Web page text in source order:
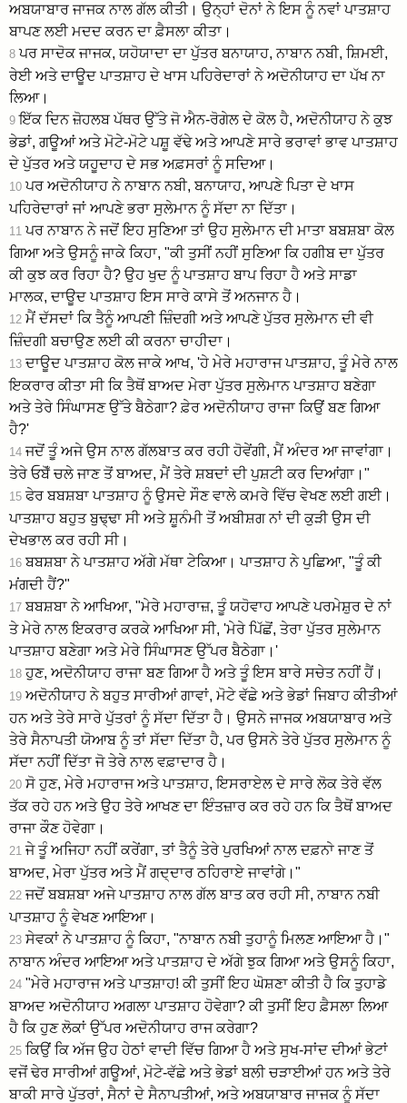
ਅਬਯਾਬਾਰ ਜਾਜਕ ਨਾਲ ਗੱਲ ਕੀਤੀ। ਉਨ੍ਹਾਂ ਦੋਨਾਂ ਨੇ ਇਸ ਨੂੰ ਨਵਾਂ ਪਾਤਸ਼ਾਹ
ਬਾਪਣ ਲਈ ਮਦਦ ਕਰਨ ਦਾ ਫ਼ੈਸਲਾ ਕੀਤਾ।
8ਪਰ ਸਾਦੋਕ ਜਾਜਕ, ਯਹੋਯਾਦਾ ਦਾ ਪੁੱਤਰ ਬਨਾਯਾਹ, ਨਾਬਾਨ ਨਬੀ, ਸ਼ਿਮਈ,
ਰੇਈ ਅਤੇ ਦਾਊਦ ਪਾਤਸ਼ਾਹ ਦੇ ਖਾਸ ਪਹਿਰੇਦਾਰਾਂ ਨੇ ਅਦੋਨੀਯਾਹ ਦਾ ਪੱਖ ਨਾ
ਲਿਆ।
9ਇੱਕ ਦਿਨ ਜ਼ੋਹਲਬ ਪੱਥਰ ਉੱਤੇ ਜੋ ਐਨ-ਰੋਗੇਲ ਦੇ ਕੋਲ ਹੈ, ਅਦੋਨੀਯਾਹ ਨੇ ਕੁਝ
ਭੇਡਾਂ, ਗਊਆਂ ਅਤੇ ਮੋਟੇ-ਮੋਟੇ ਪਸ਼ੂ ਵੱਢੇ ਅਤੇ ਆਪਣੇ ਸਾਰੇ ਭਰਾਵਾਂ ਭਾਵ ਪਾਤਸ਼ਾਹ
ਦੇ ਪੁੱਤਰ ਅਤੇ ਯਹੂਦਾਹ ਦੇ ਸਭ ਅਫ਼ਸਰਾਂ ਨੂੰ ਸਦਿਆ।
10ਪਰ ਅਦੋਨੀਯਾਹ ਨੇ ਨਾਬਾਨ ਨਬੀ, ਬਨਾਯਾਹ, ਆਪਣੇ ਪਿਤਾ ਦੇ ਖਾਸ
ਪਹਿਰੇਦਾਰਾਂ ਜਾਂ ਆਪਣੇ ਭਰਾ ਸੁਲੇਮਾਨ ਨੂੰ ਸੱਦਾ ਨਾ ਦਿੱਤਾ।
11ਪਰ ਨਾਬਾਨ ਨੇ ਜਦੋਂ ਇਹ ਸੁਣਿਆ ਤਾਂ ਉਹ ਸੁਲੇਮਾਨ ਦੀ ਮਾਤਾ ਬਬਸ਼ਬਾ ਕੋਲ
ਗਿਆ ਅਤੇ ਉਸਨੂੰ ਜਾਕੇ ਕਿਹਾ, "ਕੀ ਤੁਸੀਂ ਨਹੀਂ ਸੁਣਿਆ ਕਿ ਹਗੀਬ ਦਾ ਪੁੱਤਰ
ਕੀ ਕੁਝ ਕਰ ਰਿਹਾ ਹੈ? ਉਹ ਖੁਦ ਨੂੰ ਪਾਤਸ਼ਾਹ ਬਾਪ ਰਿਹਾ ਹੈ ਅਤੇ ਸਾਡਾ
ਮਾਲਕ, ਦਾਊਦ ਪਾਤਸ਼ਾਹ ਇਸ ਸਾਰੇ ਕਾਸੇ ਤੋਂ ਅਨਜਾਨ ਹੈ।
12 ਮੈਂ ਦੱਸਦਾਂ ਕਿ ਤੈਨੂੰ ਆਪਣੀ ਜ਼ਿੰਦਗੀ ਅਤੇ ਆਪਣੇ ਪੁੱਤਰ ਸੁਲੇਮਾਨ ਦੀ ਵੀ
ਜ਼ਿੰਦਗੀ ਬਚਾਉਣ ਲਈ ਕੀ ਕਰਨਾ ਚਾਹੀਦਾ।
13ਦਾਊਦ ਪਾਤਸ਼ਾਹ ਕੋਲ ਜਾਕੇ ਆਖ, 'ਹੇ ਮੇਰੇ ਮਹਾਰਾਜ ਪਾਤਸ਼ਾਹ, ਤੂੰ ਮੇਰੇ ਨਾਲ
ਇਕਰਾਰ ਕੀਤਾ ਸੀ ਕਿ ਤੈਥੋਂ ਬਾਅਦ ਮੇਰਾ ਪੁੱਤਰ ਸੁਲੇਮਾਨ ਪਾਤਸ਼ਾਹ ਬਣੇਗਾ
ਅਤੇ ਤੇਰੇ ਸਿੰਘਾਸਣ ਉੱਤੇ ਬੈਠੇਗਾ? ਫ਼ੇਰ ਅਦੋਨੀਯਾਹ ਰਾਜਾ ਕਿਉਂ ਬਣ ਗਿਆ
ਹੈ?'
14ਜਦੋਂ ਤੂੰ ਅਜੇ ਉਸ ਨਾਲ ਗੱਲਬਾਤ ਕਰ ਰਹੀ ਹੋਵੇਂਗੀ, ਮੈਂ ਅੰਦਰ ਆ ਜਾਵਾਂਗਾ।
ਤੇਰੇ ਓਬੋਁ ਚਲੇ ਜਾਣ ਤੋਂ ਬਾਅਦ, ਮੈਂ ਤੇਰੇ ਸ਼ਬਦਾਂ ਦੀ ਪੁਸ਼ਟੀ ਕਰ ਦਿਆਂਗਾ।"
15ਫੇਰ ਬਬਸ਼ਬਾ ਪਾਤਸ਼ਾਹ ਨੂੰ ਉਸਦੇ ਸੌਣ ਵਾਲੇ ਕਮਰੇ ਵਿੱਚ ਵੇਖਣ ਲਈ ਗਈ।
ਪਾਤਸ਼ਾਹ ਬਹੁਤ ਬੁਢ੍ਢਾ ਸੀ ਅਤੇ ਸ਼ੂਨੰਮੀ ਤੋਂ ਅਬੀਸ਼ਗ ਨਾਂ ਦੀ ਕੁੜੀ ਉਸ ਦੀ
ਦੇਖਭਾਲ ਕਰ ਰਹੀ ਸੀ।
16ਬਬਸ਼ਬਾ ਨੇ ਪਾਤਸ਼ਾਹ ਅੱਗੇ ਮੱਥਾ ਟੇਕਿਆ। ਪਾਤਸ਼ਾਹ ਨੇ ਪੁਛਿਆ, "ਤੂੰ ਕੀ
ਮਂਗਦੀ ਹੈਂ?"
17ਬਬਸ਼ਬਾ ਨੇ ਆਖਿਆ, "ਮੇਰੇ ਮਹਾਰਾਜ਼, ਤੂੰ ਯਹੋਵਾਹ ਆਪਣੇ ਪਰਮੇਸ਼ੁਰ ਦੇ ਨਾਂ
ਤੇ ਮੇਰੇ ਨਾਲ ਇਕਰਾਰ ਕਰਕੇ ਆਖਿਆ ਸੀ, 'ਮੇਰੇ ਪਿੱਛੋਂ, ਤੇਰਾ ਪੁੱਤਰ ਸੁਲੇਮਾਨ
ਪਾਤਸ਼ਾਹ ਬਣੇਗਾ ਅਤੇ ਮੇਰੇ ਸਿੰਘਾਸਣ ਉੱਪਰ ਬੈਠੇਗਾ।'
18ਹੁਣ, ਅਦੋਨੀਯਾਹ ਰਾਜਾ ਬਣ ਗਿਆ ਹੈ ਅਤੇ ਤੂੰ ਇਸ ਬਾਰੇ ਸਚੇਤ ਨਹੀਂ ਹੈਂ।
19 ਅਦੋਨੀਯਾਹ ਨੇ ਬਹੁਤ ਸਾਰੀਆਂ ਗਾਵਾਂ, ਮੋਟੇ ਵੱਛੇ ਅਤੇ ਭੇਡਾਂ ਜਿਬਾਹ ਕੀਤੀਆਂ
ਹਨ ਅਤੇ ਤੇਰੇ ਸਾਰੇ ਪੁੱਤਰਾਂ ਨੂੰ ਸੱਦਾ ਦਿੱਤਾ ਹੈ। ਉਸਨੇ ਜਾਜਕ ਅਬਯਾਬਾਰ ਅਤੇ
ਤੇਰੇ ਸੈਨਾਪਤੀ ਯੋਆਬ ਨੂੰ ਤਾਂ ਸੱਦਾ ਦਿੱਤਾ ਹੈ, ਪਰ ਉਸਨੇ ਤੇਰੇ ਪੁੱਤਰ ਸੁਲੇਮਾਨ ਨੂੰ
ਸੱਦਾ ਨਹੀਂ ਦਿੱਤਾ ਜੋ ਤੇਰੇ ਨਾਲ ਵਫ਼ਾਦਾਰ ਹੈ।
20 ਸੋ ਹੁਣ, ਮੇਰੇ ਮਹਾਰਾਜ ਅਤੇ ਪਾਤਸ਼ਾਹ, ਇਸਰਾਏਲ ਦੇ ਸਾਰੇ ਲੋਕ ਤੇਰੇ ਵੱਲ
ਤੱਕ ਰਹੇ ਹਨ ਅਤੇ ਉਹ ਤੇਰੇ ਆਖਣ ਦਾ ਇੰਤਜ਼ਾਰ ਕਰ ਰਹੇ ਹਨ ਕਿ ਤੈਥੋਂ ਬਾਅਦ
ਰਾਜਾ ਕੌਣ ਹੋਵੇਗਾ।
21ਜੇ ਤੂੰ ਅਜਿਹਾ ਨਹੀਂ ਕਰੇਂਗਾ, ਤਾਂ ਤੈਨੂੰ ਤੇਰੇ ਪੁਰਖਿਆਂ ਨਾਲ ਦਫ਼ਨਾੇ ਜਾਣ ਤੋਂ
ਬਾਅਦ, ਮੇਰਾ ਪੁੱਤਰ ਅਤੇ ਮੈਂ ਗਦ੍ਦਾਰ ਠਹਿਰਾਏ ਜਾਵਾਂਗੇ।"
22ਜਦੋਂ ਬਬਸ਼ਬਾ ਅਜੇ ਪਾਤਸ਼ਾਹ ਨਾਲ ਗੱਲ ਬਾਤ ਕਰ ਰਹੀ ਸੀ, ਨਾਬਾਨ ਨਬੀ
ਪਾਤਸ਼ਾਹ ਨੂੰ ਵੇਖਣ ਆਇਆ।
23 ਸੇਵਕਾਂ ਨੇ ਪਾਤਸ਼ਾਹ ਨੂੰ ਕਿਹਾ, "ਨਾਬਾਨ ਨਬੀ ਤੁਹਾਨੂੰ ਮਿਲਣ ਆਇਆ ਹੈ।"
ਨਾਬਾਨ ਅੰਦਰ ਆਇਆ ਅਤੇ ਪਾਤਸ਼ਾਹ ਦੇ ਅੱਗੇ ਝੁਕ ਗਿਆ ਅਤੇ ਉਸਨੂੰ ਕਿਹਾ,
24 "ਮੇਰੇ ਮਹਾਰਾਜ ਅਤੇ ਪਾਤਸ਼ਾਹ! ਕੀ ਤੁਸੀਂ ਇਹ ਘੋਸ਼ਣਾ ਕੀਤੀ ਹੈ ਕਿ ਤੁਹਾਡੇ
ਬਾਅਦ ਅਦੋਨੀਯਾਹ ਅਗਲਾ ਪਾਤਸ਼ਾਹ ਹੋਵੇਗਾ? ਕੀ ਤੁਸੀਂ ਇਹ ਫ਼ੈਸਲਾ ਲਿਆ
ਹੈ ਕਿ ਹੁਣ ਲੋਕਾਂ ਉੱਪਰ ਅਦੋਨੀਯਾਹ ਰਾਜ ਕਰੇਗਾ?
25 ਕਿਉਂ ਕਿ ਅੱਜ ਉਹ ਹੇਠਾਂ ਵਾਦੀ ਵਿੱਚ ਗਿਆ ਹੈ ਅਤੇ ਸੁਖ-ਸਾਂਦ ਦੀਆਂ ਭੇਟਾਂ
ਵਜੋਂ ਢੇਰ ਸਾਰੀਆਂ ਗਊਆਂ, ਮੋਟੇ-ਵੱਛੇ ਅਤੇ ਭੇਡਾਂ ਬਲੀ ਚੜਾਈਆਂ ਹਨ ਅਤੇ ਤੇਰੇ
ਬਾਕੀ ਸਾਰੇ ਪੁੱਤਰਾਂ, ਸੈਨਾਂ ਦੇ ਸੈਨਾਪਤੀਆਂ, ਅਤੇ ਅਬਯਾਬਾਰ ਜਾਜਕ ਨੂੰ ਸੱਦਾ